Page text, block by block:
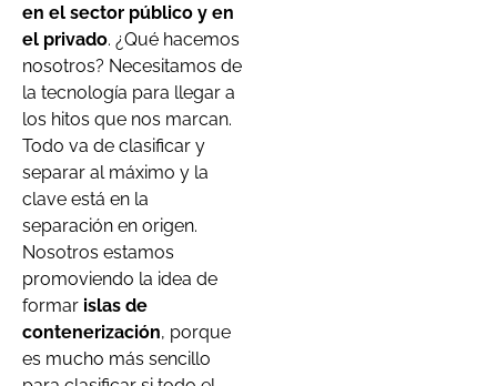
en el sector público y en
el privado. ¿Qué hacemos
nosotros? Necesitamos de
la tecnología para llegar a
los hitos que nos marcan.
Todo va de clasificar y
separar al máximo y la
clave está en la
separación en origen.
Nosotros estamos
promoviendo la idea de
formar islas de
contenerización, porque
es mucho más sencillo